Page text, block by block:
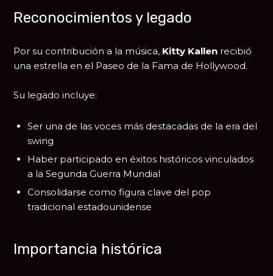
Reconocimientos y legado
Por su contribución a la música, Kitty Kallen recibió
una estrella en el Paseo de la Fama de Hollywood.
Su legado incluye:
Ser una de las voces más destacadas de la era del
swing
Haber participado en éxitos históricos vinculados
a la Segunda Guerra Mundial
Consolidarse como figura clave del pop
tradicional estadounidense
Importancia histórica